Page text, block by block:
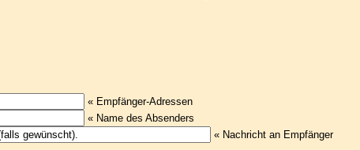
« Empfänger-Adressen
« Name des Absenders
« Nachricht an Empfänger